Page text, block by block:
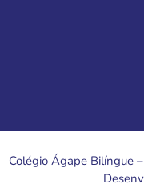
Colégio Ágape Bilíngue